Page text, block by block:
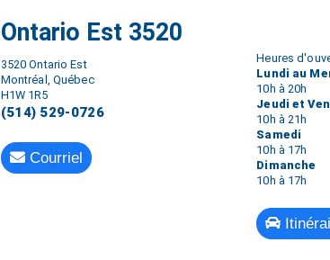
Ontario Est 3520
3520 Ontario Est
Montréal, Québec
H1W 1R5
(514) 529-0726
Courriel
Heures
Lundi au
10h à 20h
Jeudi et
10h à 21h
Samedi
10h à 17h
Dimanche
10h à 17h